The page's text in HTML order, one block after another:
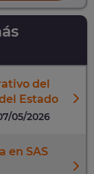
del
Estado
05/2026
en SAS